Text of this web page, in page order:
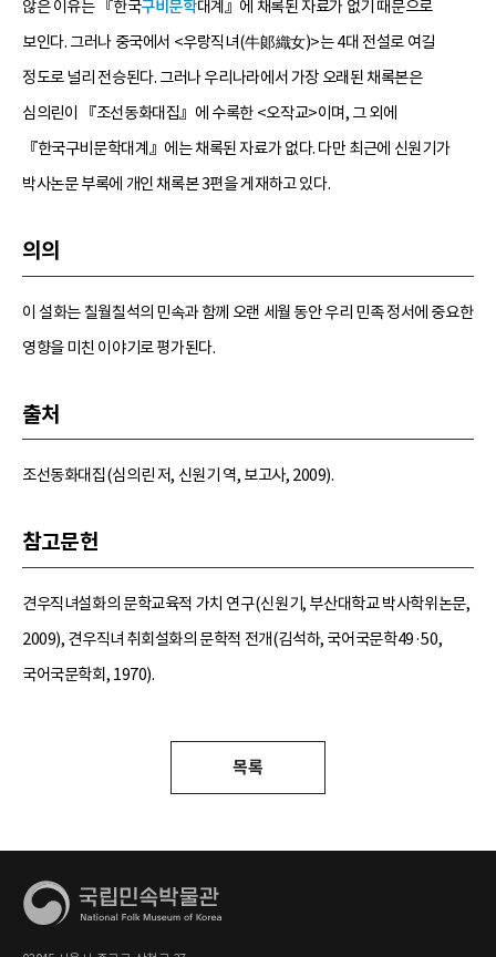
않은 이유는 『한국구비문학대계』에 채록된 자료가 없기 때문으로
보인다. 그러나 중국에서 <우랑직녀(牛郞織女)>는 4대 전설로 여길
정도로 널리 전승된다. 그러나 우리나라에서 가장 오래된 채록본은
심의린이 『조선동화대집』에 수록한 <오작교>이며, 그 외에
『한국구비문학대계』에는 채록된 자료가 없다. 다만 최근에 신원기가
박사논문 부록에 개인 채록본 3편을 게재하고 있다.
의의
이 설화는 칠월칠석의 민속과 함께 오랜 세월 동안 우리 민족 정서에 중요한
영향을 미친 이야기로 평가된다.
출처
조선동화대집(심의린 저, 신원기 역, 보고사, 2009).
참고문헌
견우직녀설화의 문학교육적 가치 연구(신원기, 부산대학교 박사학위논문,
2009), 견우직녀 취회설화의 문학적 전개(김석하, 국어국문학49·50,
국어국문학회, 1970).
목록